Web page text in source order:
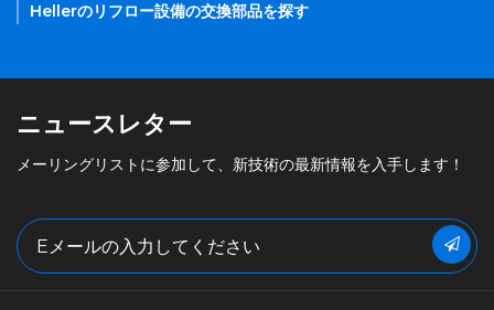
Hellerのリフロー設備の交換部品を探す
ニュースレター
メーリングリストに参加して、新技術の最新情報を入手します！